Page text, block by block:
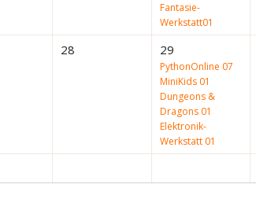
Fantasie-
Werkstatt01
28 29
PythonOnline 07
MiniKids 01
Dungeons &
Dragons 01
Elektronik-
Werkstatt 01